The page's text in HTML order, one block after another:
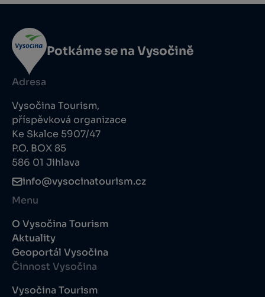
Potkáme se na Vysočině
Adresa
Vysočina Tourism,
příspěvková organizace
Ke Skalce 5907/47
P.O. BOX 85
586 01 Jihlava
info@vysocinatourism.cz
Menu
O Vysočina Tourism
Aktuality
Geoportál Vysočina
Činnost Vysočina
Vysočina Tourism